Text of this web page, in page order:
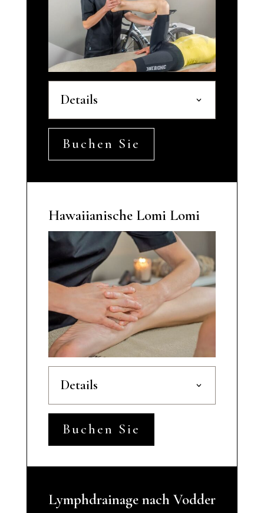
Details
Buchen Sie
Hawaiianische Lomi Lomi
Details
Buchen Sie
Lymphdrainage nach Vodder